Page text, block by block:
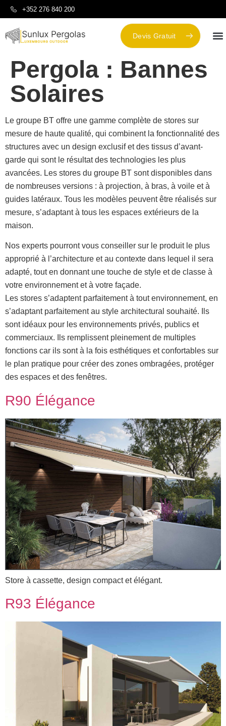
+352 276 840 200
Devis Gratuit
Pergola : Bannes
Solaires
Le groupe BT offre une gamme complète de stores sur
mesure de haute qualité, qui combinent la fonctionnalité des
structures avec un design exclusif et des tissus d’avant-
garde qui sont le résultat des technologies les plus
avancées. Les stores du groupe BT sont disponibles dans
de nombreuses versions : à projection, à bras, à voile et à
guides latéraux. Tous les modèles peuvent être réalisés sur
mesure, s’adaptant à tous les espaces extérieurs de la
maison.
Nos experts pourront vous conseiller sur le produit le plus
approprié à l’architecture et au contexte dans lequel il sera
adapté, tout en donnant une touche de style et de classe à
votre environnement et à votre façade.
Les stores s’adaptent parfaitement à tout environnement, en
s’adaptant parfaitement au style architectural souhaité. Ils
sont idéaux pour les environnements privés, publics et
commerciaux. Ils remplissent pleinement de multiples
fonctions car ils sont à la fois esthétiques et confortables sur
le plan pratique pour créer des zones ombragées, protéger
des espaces et des fenêtres.
R90 Élégance
Store à cassette, design compact et élégant.
R93 Élégance